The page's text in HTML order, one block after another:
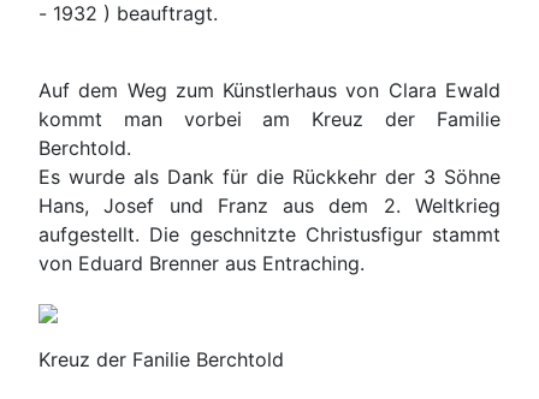
- 1932 ) beauftragt.
Auf dem Weg zum Künstlerhaus von Clara Ewald
kommt man vorbei am Kreuz der Familie
Berchtold.
Es wurde als Dank für die Rückkehr der 3 Söhne
Hans, Josef und Franz aus dem 2. Weltkrieg
aufgestellt. Die geschnitzte Christusfigur stammt
von Eduard Brenner aus Entraching.
Kreuz der Fanilie Berchtold